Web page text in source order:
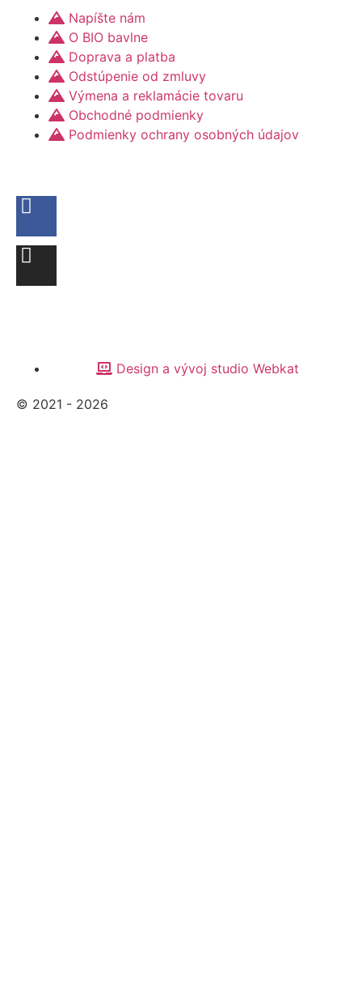
Napíšte nám
O BIO bavlne
Doprava a platba
Odstúpenie od zmluvy
Výmena a reklamácie tovaru
Obchodné podmienky
Podmienky ochrany osobných údajov
© 2021 - 2026
Design a vývoj studio Webkat